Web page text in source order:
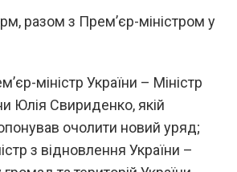
разом з Прем’єр-міністром у
міністр України – Міністр
Юлія Свириденко, якій
очолити новий уряд;
з відновлення України –